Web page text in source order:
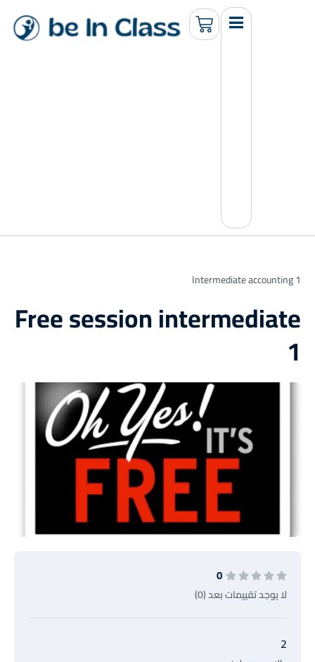
Intermediate accounting 1
Free session intermediate
1
0
لا يوجد تقييمات بعد (0)
2